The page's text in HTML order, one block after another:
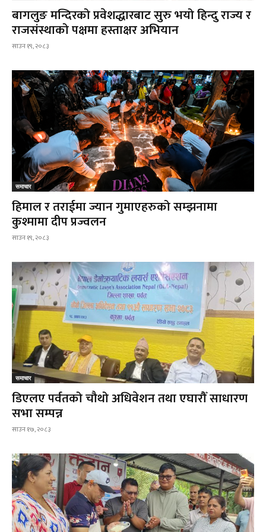
बागलुङ मन्दिरको प्रवेशद्धारबाट सुरु भयो हिन्दु राज्य र
राजसंस्थाको पक्षमा हस्ताक्षर अभियान
साउन १९, २०८३
समाचार
हिमाल र तराईमा ज्यान गुमाएहरुको सम्झनामा
कुश्मामा दीप प्रज्वलन
साउन १९, २०८३
समाचार
डिएलए पर्वतको चौथो अधिवेशन तथा एघारौँ साधारण
सभा सम्पन्न
साउन १७, २०८३